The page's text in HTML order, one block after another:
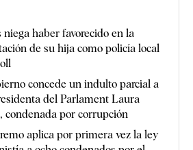
haber favorecido en la
de su hija como policía local
concede un indulto parcial a
del Parlament Laura
condenada por corrupción
aplica por primera vez la ley